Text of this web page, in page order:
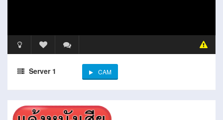
Server 1 CAM